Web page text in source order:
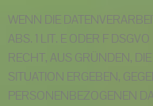
WENN DIE
ABS. 1 LIT. E ODER F
RECHT, AUS GRÜNDEN,
SITUATION ERGEBEN,
PERSONENBEZOGENEN